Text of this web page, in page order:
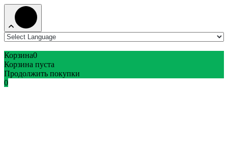
Корзина0
Корзина пуста
Продолжить покупки
0